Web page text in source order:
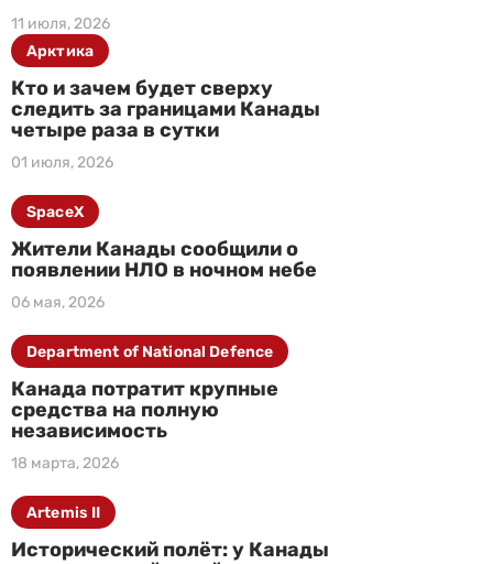
11 июля, 2026
Кто и зачем будет сверху
следить за границами Канады
четыре раза в сутки
01 июля, 2026
Арктика
Жители Канады сообщили о
появлении НЛО в ночном небе
06 мая, 2026
SpaceX
Канада потратит крупные
средства на полную
независимость
18 марта, 2026
Department of National Defence
Исторический полёт: у Канады
Artemis II